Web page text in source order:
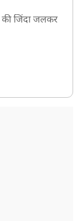
जिंदा जलकर